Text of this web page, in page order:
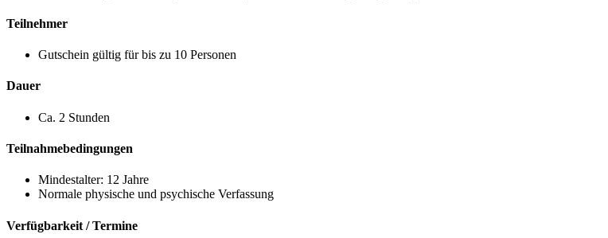
Teilnehmer
Gutschein gültig für bis zu 10 Personen
Dauer
Ca. 2 Stunden
Teilnahmebedingungen
Mindestalter: 12 Jahre
Normale physische und psychische Verfassung
Verfügbarkeit / Termine